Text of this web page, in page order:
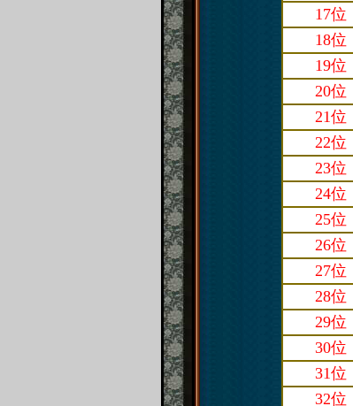
17位
18位
19位
20位
21位
22位
23位
24位
25位
26位
27位
28位
29位
30位
31位
32位